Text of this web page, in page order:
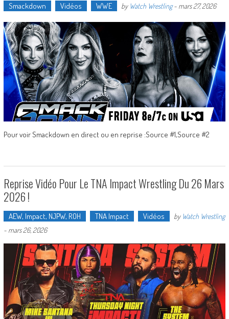
Smackdown Vidéos WWE by Watch Wrestling- mars 27, 2026
Pour voir Smackdown en direct ou en reprise :Source #1,Source #2
Reprise Vidéo Pour Le TNA Impact Wrestling Du 26 Mars
2026 !
AEW, Impact, NJPW, ROH TNA Impact Vidéos by Watch Wrestling
- mars 26, 2026